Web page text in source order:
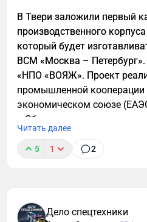
В Твери заложили первый
производственного
который будет
ВСМ «Москва –
«НПО «ВОЯЖ». Проект
промышленной кооперации
экономическом союзе
и Сбера.
Читать далее
5 1 2
Дело спецтехники